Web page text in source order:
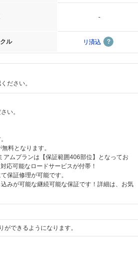
-
ル リ済込
ださい。
い。
料となります。
ムプランは【保証範囲406部位】となってお
応可能なロードサービスが付帯！
保証修理が可能です。
みが可能な継続可能な保証です！詳細は、お気
できるようになります。